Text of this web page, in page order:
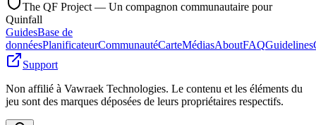
The QF Project — Un compagnon communautaire pour
Quinfall
GuidesBase de
donnéesPlanificateurCommunautéCarteMédiasAboutFAQGuidelines
Support
Non affilié à Vawraek Technologies. Le contenu et les éléments du
jeu sont des marques déposées de leurs propriétaires respectifs.